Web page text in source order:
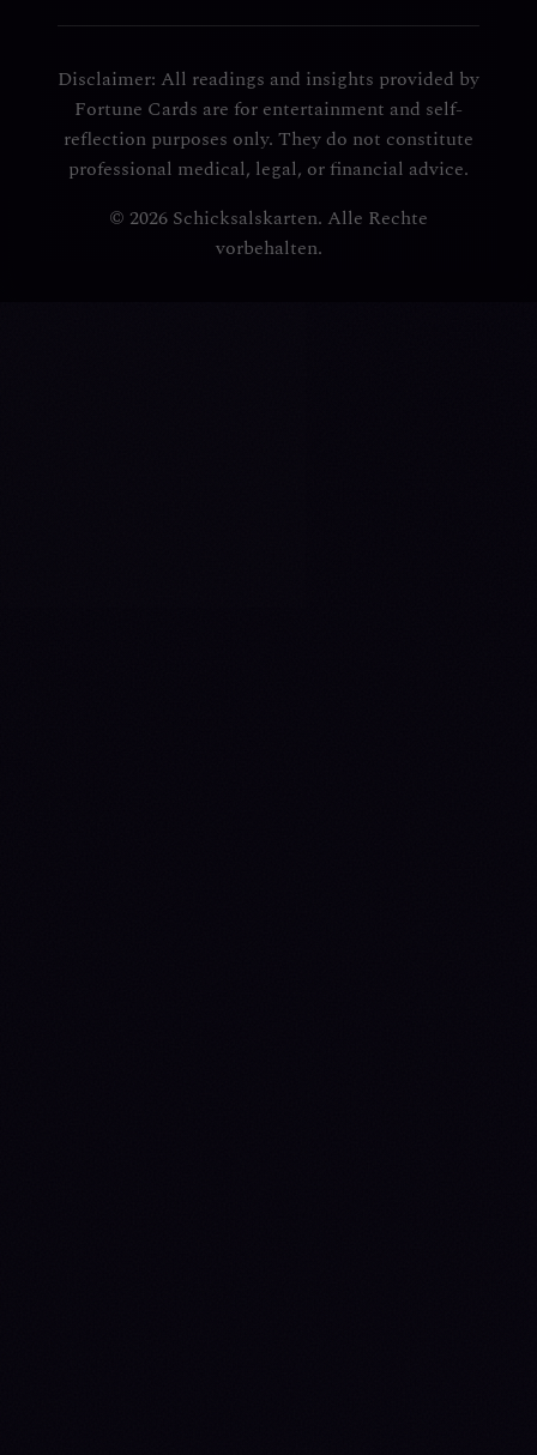
Disclaimer: All readings and insights provided by
Fortune Cards are for entertainment and self-
reflection purposes only. They do not constitute
professional medical, legal, or financial advice.
© 2026 Schicksalskarten. Alle Rechte
vorbehalten.